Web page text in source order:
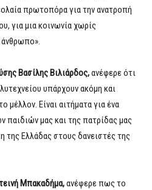
πρωτοπόρα για την ανατροπή
για μια κοινωνία χωρίς
Βασίλης Βιλιάρδος,ανέφερε ότι
υπάρχουν ακόμη και
μέλλον. Είναι αιτήματα για ένα
παιδιών μας και της πατρίδας μας
της Ελλάδας στους δανειστές της
Μπακαδήμα,ανέφερε πως το